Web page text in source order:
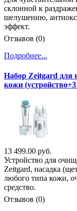
склонной к
шелушению,
эффект.
Отзывов (0)
Подробнее...
Набор Zeitgard для
кожи (устройство+3
13 499.00 руб.
Устройство для
Zeitgard, насадка
любого типа кожи,
средство.
Отзывов (0)